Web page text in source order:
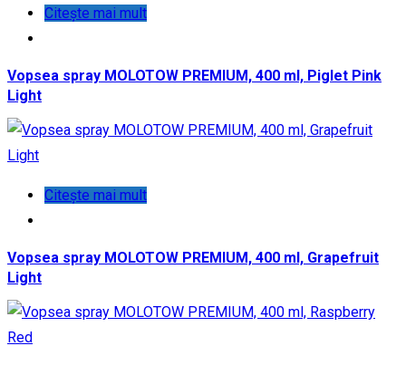
Citește mai mult
Vopsea spray MOLOTOW PREMIUM, 400 ml, Piglet Pink
Light
Citește mai mult
Vopsea spray MOLOTOW PREMIUM, 400 ml, Grapefruit
Light